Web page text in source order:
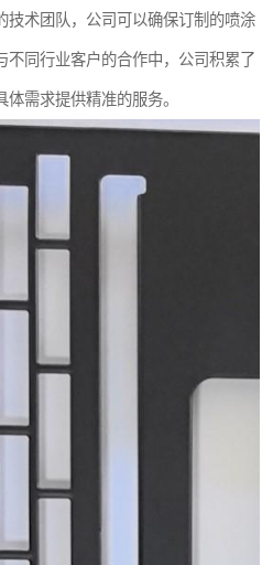
技术团队，公司可以确保订制的喷涂
不同行业客户的合作中，公司积累了
需求提供精准的服务。